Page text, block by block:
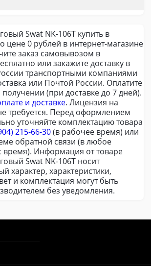
Swat NK-106T купить в
цене 0 рублей в интернет-магазине
заказ самовывозом в
или закажите доставку в
транспортными компаниями
или Почтой России. Оплатите
(при доставке до 7 дней).
и доставке. Лицензия на
требуется. Перед оформлением
уточняйте комплектацию товара
215-66-30(в рабочее время) или
обратной связи (в любое
время). Информация от товаре
Swat NK-106T носит
характер, характеристики,
и комплектация могут быть
без уведомления.